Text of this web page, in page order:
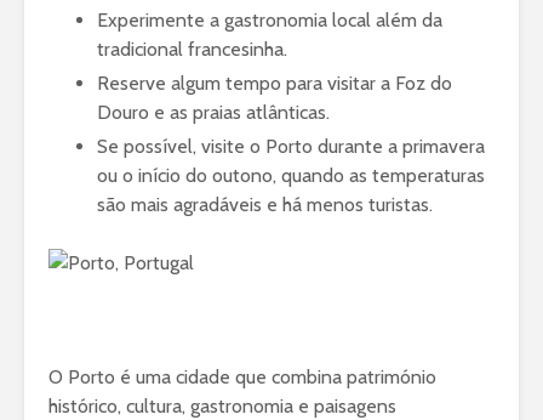
Experimente a gastronomia local além da
tradicional francesinha.
Reserve algum tempo para visitar a Foz do
Douro e as praias atlânticas.
Se possível, visite o Porto durante a primavera
ou o início do outono, quando as temperaturas
são mais agradáveis e há menos turistas.
O Porto é uma cidade que combina património
histórico, cultura, gastronomia e paisagens